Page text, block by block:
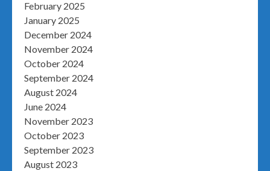
February 2025
January 2025
December 2024
November 2024
October 2024
September 2024
August 2024
June 2024
November 2023
October 2023
September 2023
August 2023